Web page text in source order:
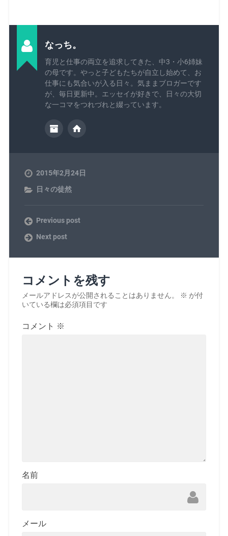
なっち。
育児と仕事の両立を追求してきた、中3・小6姉妹
の母です。やっと子どもたちが自立し始めて、お
仕事にも気合いが入る日々。気ままブロガーです
が、毎日更新中。エッセイが好きで、日々の大切
な一コマをつれづれと綴っています。
2015年2月24日
日々の徒然
Previous post
Next post
コメントを残す
メールアドレスが公開されることはありません。 ※ が付
いている欄は必須項目です
コメント ※
名前
メール